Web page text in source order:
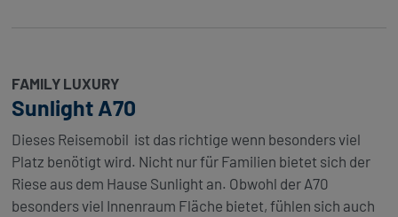
FAMILY LUXURY
Sunlight A70
Dieses Reisemobil ist das richtige wenn besonders viel
Platz benötigt wird. Nicht nur für Familien bietet sich der
Riese aus dem Hause Sunlight an. Obwohl der A70
besonders viel Innenraum Fläche bietet, fühlen sich auch